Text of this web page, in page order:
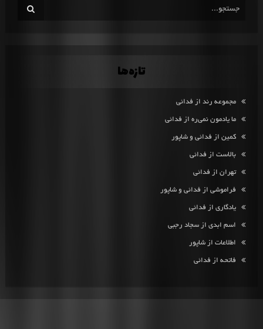
تازه‌ها
مجموعه رند از فدائی
ما یادمون نمی‌ره از فدائی
کمین از فدائی و شاپور
بالاست از فدائی
تهران از فدائی
فراموشی از فدائی و شاپور
یادگاری از فدائی
اسم ابدی از سجاد رجبی
اطلاعات از شاپور
فاتحه از فدائی